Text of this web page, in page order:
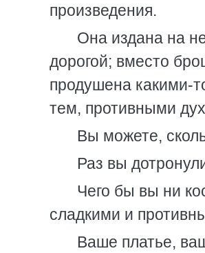
произведения.
Она издана на
дорогой; вместо
продушена какими-
тем, противными
Вы можете,
Раз вы
Чего бы вы ни
сладкими и
Ваше платье,